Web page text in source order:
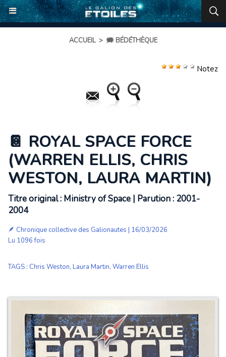
ACCUEIL > 🗯️ BÉDÉTHÈQUE
Notez
📔 ROYAL SPACE FORCE
(WARREN ELLIS, CHRIS
WESTON, LAURA MARTIN)
Titre original : Ministry of Space | Parution : 2001-
2004
🪶 Chronique collective des Galionautes | 16/03/2026
Lu 1096 fois
TAGS : Chris Weston, Laura Martin, Warren Ellis